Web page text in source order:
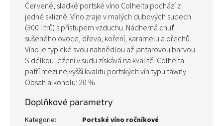
Červené, sladké portské víno Colheita pochází z
jedné sklizně. Víno zraje v malých dubových sudech
(300 litrů) s přístupem vzduchu. Nádherná chuť
sušeného ovoce, dřeva, koření, karamelu a ořechů.
Víno je typické svou nahnědlou až jantarovou barvou.
S délkou ležení v sudu získává na kvalitě. Colheita
patří mezi nejvyšší kvalitu portských vín typu tawny.
Obsah alkoholu: 20 %
Doplňkové parametry
Kategorie:
Portské víno ročníkové